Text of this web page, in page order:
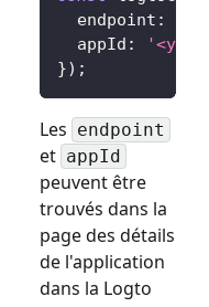
  endpoint
:
  appId
:
}) ;
Les endpoint
et appId
peuvent être
trouvés dans la
page des détails
de l'application
dans la Logto